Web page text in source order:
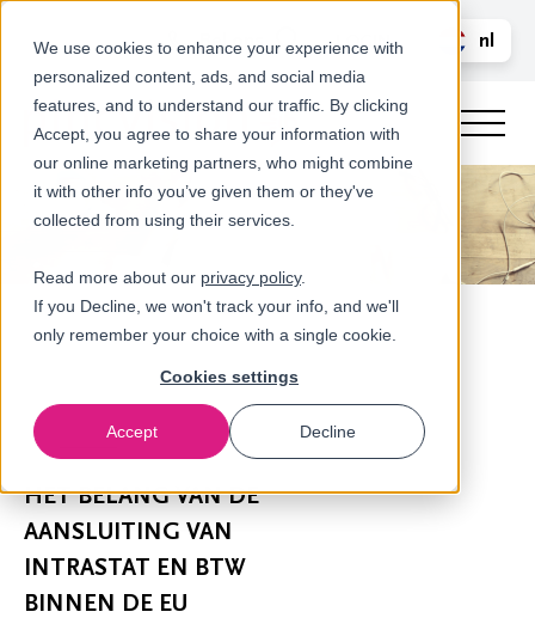
We use cookies to enhance your experience with
personalized content, ads, and social media
features, and to understand our traffic. By clicking
Accept, you agree to share your information with
our online marketing partners, who might combine
it with other info you’ve given them or they've
collected from using their services.
Read more about our privacy policy.
If you Decline, we won't track your info, and we'll
only remember your choice with a single cookie.
Cookies settings
Accept Decline
Bel ons LOGIN
nl
Nieuws
​HET BELANG VAN DE
AANSLUITING VAN
INTRASTAT EN BTW
BINNEN DE EU